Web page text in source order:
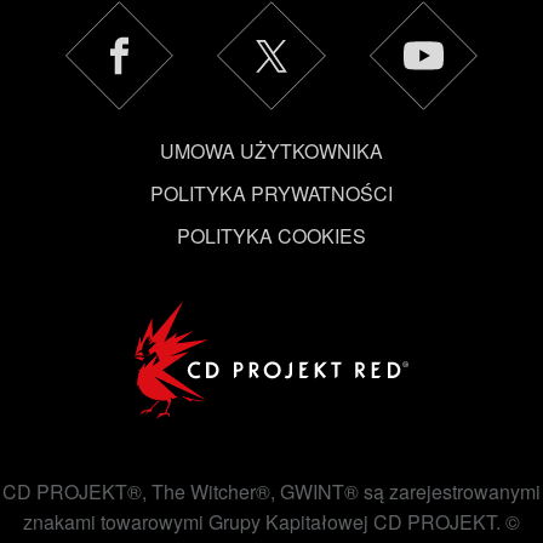
UMOWA UŻYTKOWNIKA
POLITYKA PRYWATNOŚCI
POLITYKA COOKIES
CD PROJEKT®, The Witcher®, GWINT® są zarejestrowanymi
znakami towarowymi Grupy Kapitałowej CD PROJEKT. ©